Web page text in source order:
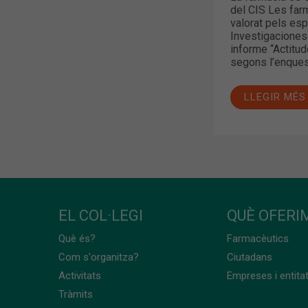
del CIS Les
valorat pels
informe
segons
LLEGIR MÉS
EL COL·LEGI
Què és?
Com s'organitza?
Activitats
Tràmits
QUÈ
Farmacèutics
Ciutadans
Empreses i